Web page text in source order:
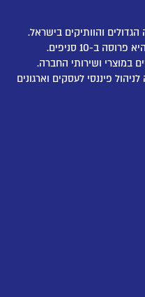
החברה.
לעסקים וארגונים